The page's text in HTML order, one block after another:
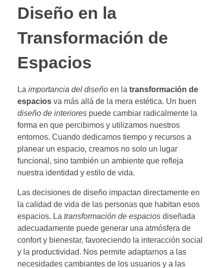
Diseño en la
Transformación de
Espacios
La importancia del diseño en la transformación de
espacios va más allá de la mera estética. Un buen
diseño de interiores puede cambiar radicalmente la
forma en que percibimos y utilizamos nuestros
entornos. Cuando dedicamos tiempo y recursos a
planear un espacio, creamos no solo un lugar
funcional, sino también un ambiente que refleja
nuestra identidad y estilo de vida.
Las decisiones de diseño impactan directamente en
la calidad de vida de las personas que habitan esos
espacios. La transformación de espacios diseñada
adecuadamente puede generar una atmósfera de
confort y bienestar, favoreciendo la interacción social
y la productividad. Nos permite adaptarnos a las
necesidades cambiantes de los usuarios y a las